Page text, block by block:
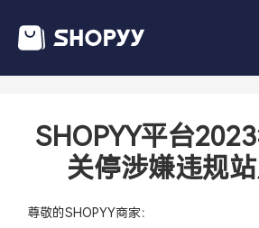
SHOPYY平台
关停涉嫌违规
尊敬的SHOPYY商家：